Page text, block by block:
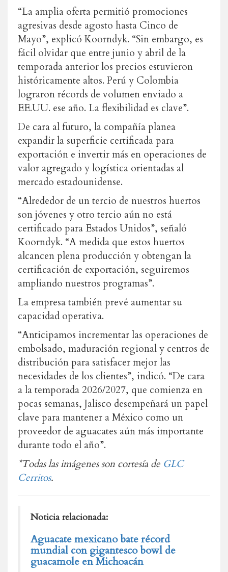
“La amplia oferta permitió promociones
agresivas desde agosto hasta Cinco de
Mayo”, explicó Koorndyk. “Sin embargo, es
fácil olvidar que entre junio y abril de la
temporada anterior los precios estuvieron
históricamente altos. Perú y Colombia
lograron récords de volumen enviado a
EE.UU. ese año. La flexibilidad es clave”.
De cara al futuro, la compañía planea
expandir la superficie certificada para
exportación e invertir más en operaciones de
valor agregado y logística orientadas al
mercado estadounidense.
“Alrededor de un tercio de nuestros huertos
son jóvenes y otro tercio aún no está
certificado para Estados Unidos”, señaló
Koorndyk. “A medida que estos huertos
alcancen plena producción y obtengan la
certificación de exportación, seguiremos
ampliando nuestros programas”.
La empresa también prevé aumentar su
capacidad operativa.
“Anticipamos incrementar las operaciones de
embolsado, maduración regional y centros de
distribución para satisfacer mejor las
necesidades de los clientes”, indicó. “De cara
a la temporada 2026/2027, que comienza en
pocas semanas, Jalisco desempeñará un papel
clave para mantener a México como un
proveedor de aguacates aún más importante
durante todo el año”.
*Todas las imágenes son cortesía de GLC
Cerritos.
Noticia relacionada:
Aguacate mexicano bate récord
mundial con gigantesco bowl de
guacamole en Michoacán